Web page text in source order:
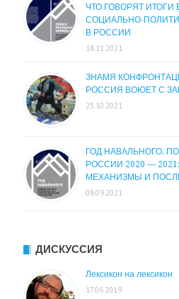
ЧТО ГОВОРЯТ
СОЦИАЛЬНО-
В РОССИИ
18.11.2021
ЗНАМЯ
РОССИЯ ВОЮЕТ С
25.10.2021
ГОД НАВАЛЬНОГО.
РОССИИ 2020 —
МЕХАНИЗМЫ И
08.09.2021
ДИСКУССИЯ
Лексикон на лексикон
17.06.2019